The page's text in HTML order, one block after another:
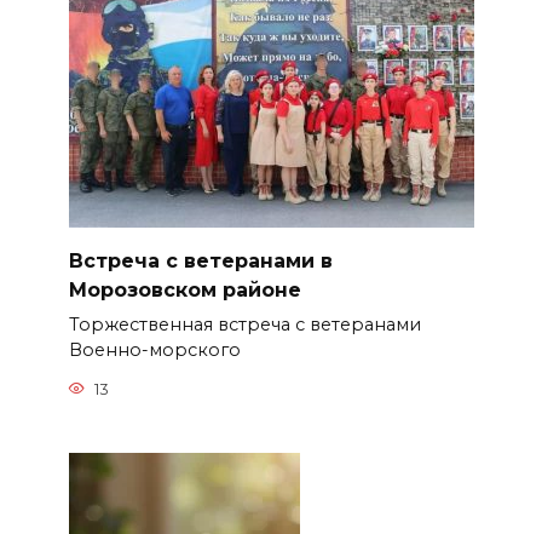
Встреча с ветеранами в
Морозовском районе
Торжественная встреча с ветеранами
Военно-морского
13